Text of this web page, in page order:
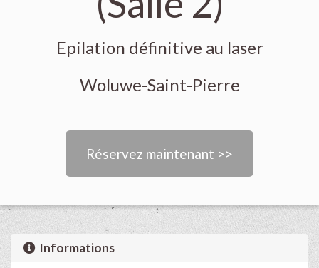
Epilation définitive au laser
Woluwe-Saint-Pierre
Réservez maintenant >>
Informations